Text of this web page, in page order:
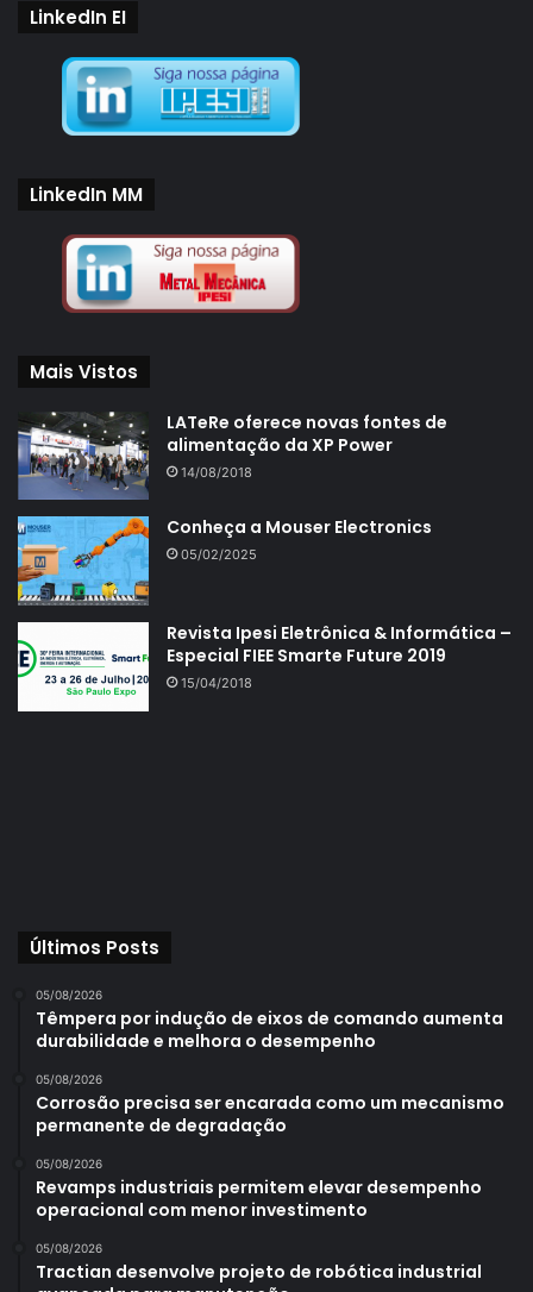
LinkedIn EI
LinkedIn MM
Mais Vistos
LATeRe oferece novas fontes de
alimentação da XP Power
14/08/2018
Conheça a Mouser Electronics
05/02/2025
Revista Ipesi Eletrônica & Informática –
Especial FIEE Smarte Future 2019
15/04/2018
Últimos Posts
05/08/2026
Têmpera por indução de eixos de comando aumenta
durabilidade e melhora o desempenho
05/08/2026
Corrosão precisa ser encarada como um mecanismo
permanente de degradação
05/08/2026
Revamps industriais permitem elevar desempenho
operacional com menor investimento
05/08/2026
Tractian desenvolve projeto de robótica industrial